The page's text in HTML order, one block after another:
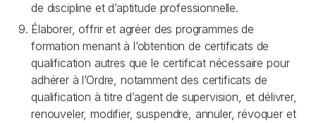
de discipline et d’aptitude professionnelle.
Élaborer, offrir et agréer des programmes de
formation menant à l’obtention de certificats de
qualification autres que le certificat nécessaire pour
adhérer à l’Ordre, notamment des certificats de
qualification à titre d’agent de supervision, et délivrer,
renouveler, modifier, suspendre, annuler, révoquer et